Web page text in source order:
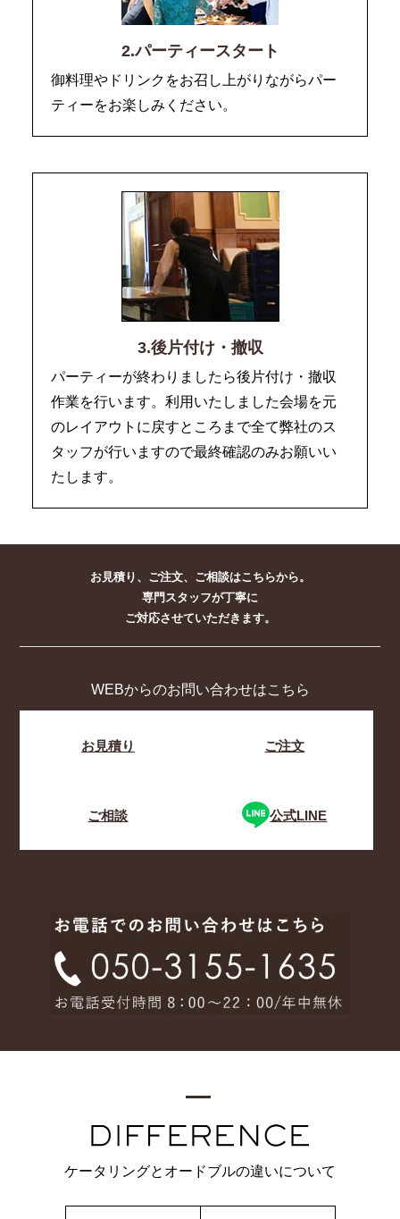
2.パーティースタート
御料理やドリンクをお召し上がりながらパー
ティーをお楽しみください。
3.後片付け・撤収
パーティーが終わりましたら後片付け・撤収
作業を行います。利用いたしました会場を元
のレイアウトに戻すところまで全て弊社のス
タッフが行いますので最終確認のみお願いい
たします。
お見積り、ご注文、ご相談はこちらから。
専門スタッフが丁寧に
ご対応させていただきます。
WEBからのお問い合わせはこちら
お見積り ご注文
ご相談 公式LINE
ケータリングとオードブルの違いについて